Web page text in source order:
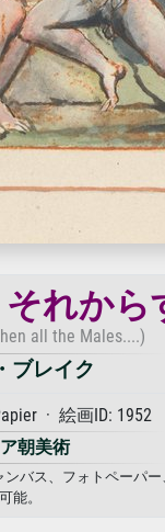
れから
all the Males....)
ブレイク
· 絵画ID: 1952
朝美術
バス、フォトペーパ
能。